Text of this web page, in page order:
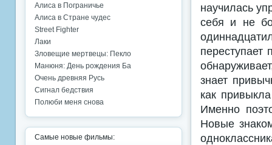
научилась
себя и не
знает
как
Именно
Новые
Алиса в Пограничье
Алиса в Стране чудес
Street Fighter
Лаки
Зловещие мертвецы: Пекло
Манюня: День рождения Ба
Очень древняя Русь
Сигнал бедствия
Полюби меня снова
Самые новые фильмы: